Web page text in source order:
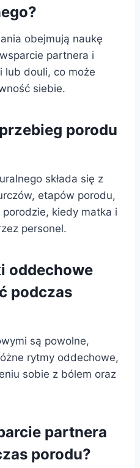
obejmują naukę
partnera i
lub douli, co może
siebie.
porodu
składa się z
etapów porodu,
kiedy matka i
personel.
oddechowe
podczas
są powolne,
rytmy oddechowe,
sobie z bólem oraz
partnera
porodu?